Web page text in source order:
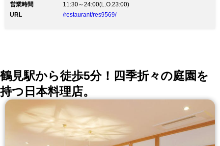
dining.com
営業時間
11:30～24:00(L.O.23:00)
URL
/restaurant/res9569/
鶴見駅から徒歩5分！四季折々の庭園を
持つ日本料理店。